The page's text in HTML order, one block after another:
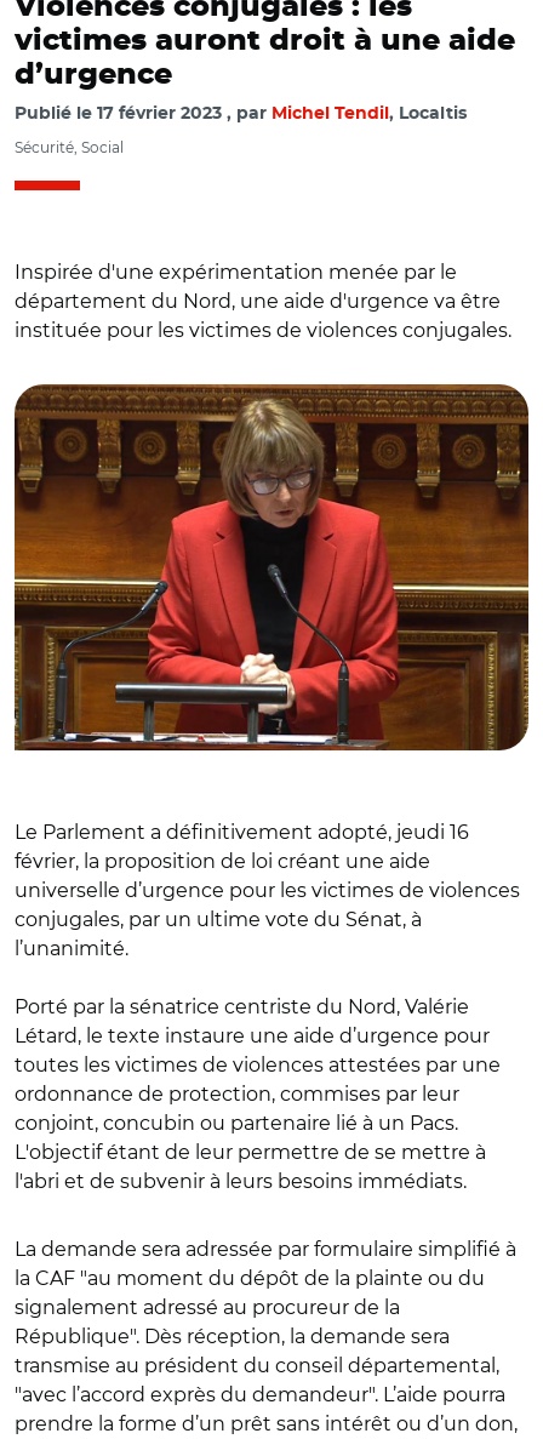
Violences conjugales : les
victimes auront droit à une aide
d’urgence
Publié le 17 février 2023 par Michel Tendil , Localtis
Sécurité, Social
Inspirée d'une expérimentation menée par le
département du Nord, une aide d'urgence va être
instituée pour les victimes de violences conjugales.
Le Parlement a définitivement adopté, jeudi 16
février, la proposition de loi créant une aide
universelle d’urgence pour les victimes de violences
conjugales, par un ultime vote du Sénat, à
l’unanimité.
Porté par la sénatrice centriste du Nord, Valérie
Létard, le texte instaure une aide d’urgence pour
toutes les victimes de violences attestées par une
ordonnance de protection, commises par leur
conjoint, concubin ou partenaire lié à un Pacs.
L'objectif étant de leur permettre de se mettre à
l'abri et de subvenir à leurs besoins immédiats.
La demande sera adressée par formulaire simplifié à
la CAF "au moment du dépôt de la plainte ou du
signalement adressé au procureur de la
République". Dès réception, la demande sera
transmise au président du conseil départemental ,
"avec l’accord exprès du demandeur". L’aide pourra
prendre la forme d’un prêt sans intérêt ou d’un don,